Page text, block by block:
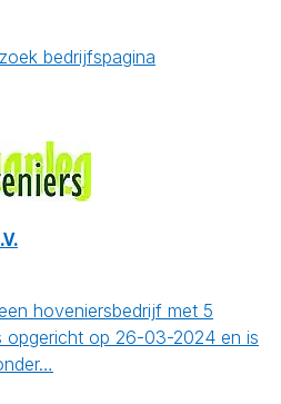
bedrijfspagina
hoveniersbedrijf met 5
opgericht op 26-03-2024 en is